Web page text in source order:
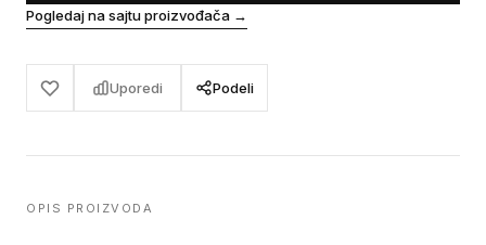
Pogledaj na sajtu proizvođača →
Uporedi Podeli
OPIS PROIZVODA